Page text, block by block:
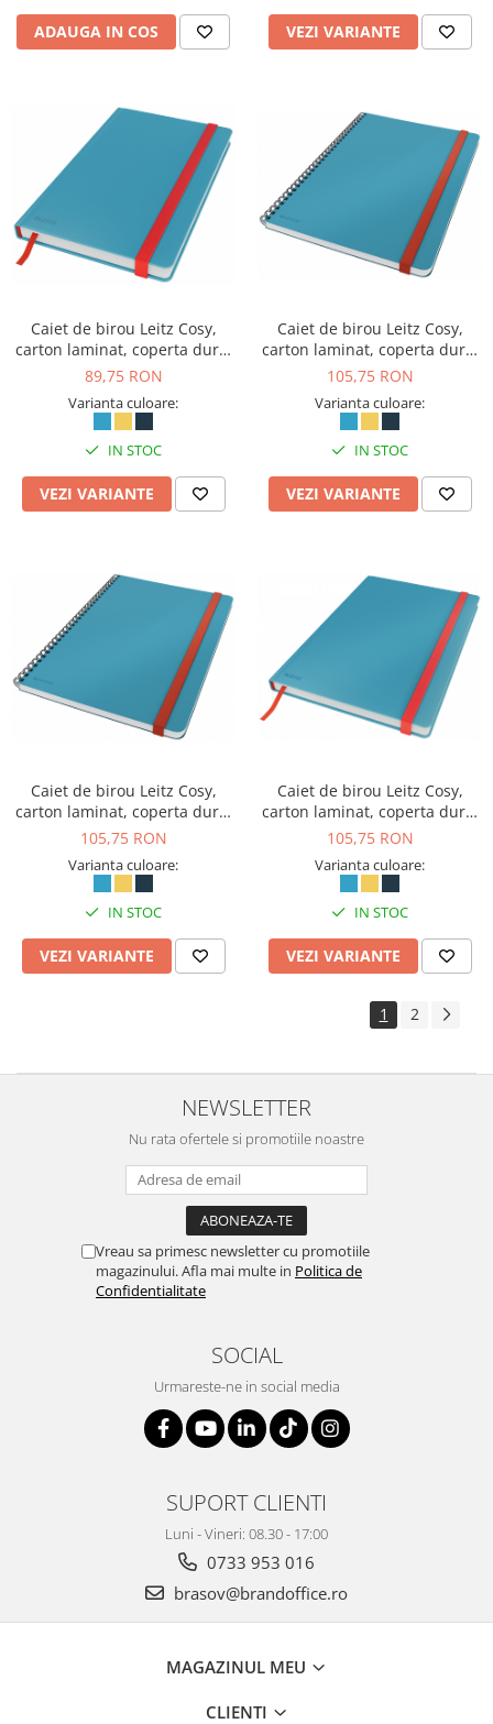
ADAUGA IN COS VEZI VARIANTE
Caiet de birou Leitz Cosy,
carton laminat, coperta dura,
A5, 80 coli, matematica
89,75 RON
Varianta culoare:
IN STOC
VEZI VARIANTE
Caiet de birou Leitz Cosy,
carton laminat, coperta dura,
B5, 80 coli, cu spira, dictando
105,75 RON
Varianta culoare:
IN STOC
VEZI VARIANTE
Caiet de birou Leitz Cosy,
carton laminat, coperta dura,
B5, 80 coli, cu spira,
105,75 RON
Varianta culoare:
IN STOC
VEZI VARIANTE
Caiet de birou Leitz Cosy,
carton laminat, coperta dura,
B5, 80 coli, dictando
105,75 RON
Varianta culoare:
IN STOC
VEZI VARIANTE
1 2
NEWSLETTER
Nu rata ofertele si promotiile noastre
Vreau sa primesc newsletter cu promotiile
magazinului. Afla mai multe in Politica de
Confidentialitate
SOCIAL
Urmareste-ne in social media
SUPORT CLIENTI
Luni - Vineri: 08.30 - 17:00
0733 953 016
brasov@brandoffice.ro
MAGAZINUL MEU
CLIENTI